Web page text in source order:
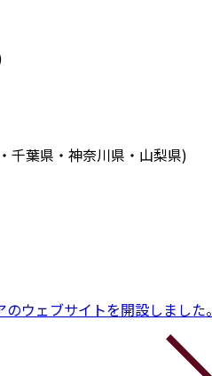
千葉県・神奈川県・山梨県)
ウェブサイトを開設しました。